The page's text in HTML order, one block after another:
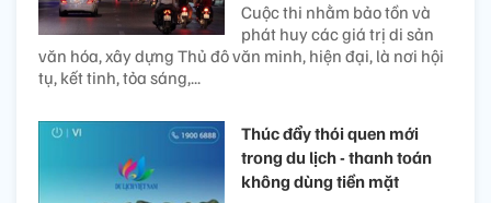
Cuộc thi nhằm bảo tồn và
phát huy các giá trị di sản
văn hóa, xây dựng Thủ đô văn minh, hiện đại, là nơi hội
tụ, kết tinh, tỏa sáng,...
Thúc đẩy thói quen mới
trong du lịch - thanh toán
không dùng tiền mặt